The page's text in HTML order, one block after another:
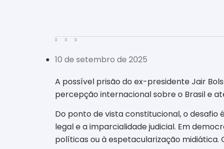
10 de setembro de 2025
A possível prisão do ex-presidente Jair
percepção internacional sobre o Brasil e
Do ponto de vista constitucional, o desafio
legal e a imparcialidade judicial. Em
políticas ou à espetacularização